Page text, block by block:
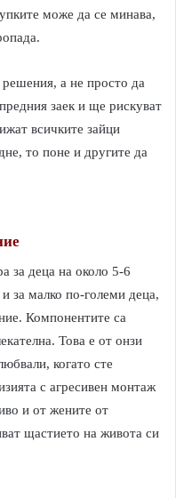
може да се минава,
решения, а не просто да
заек и ще рискуват
всичките зайци
то поне и другите да
за деца на около 5-6
за малко по-големи деца,
Компонентите са
Това е от онзи
когато сте
с агресивен монтаж
и от жените от
щастието на живота си